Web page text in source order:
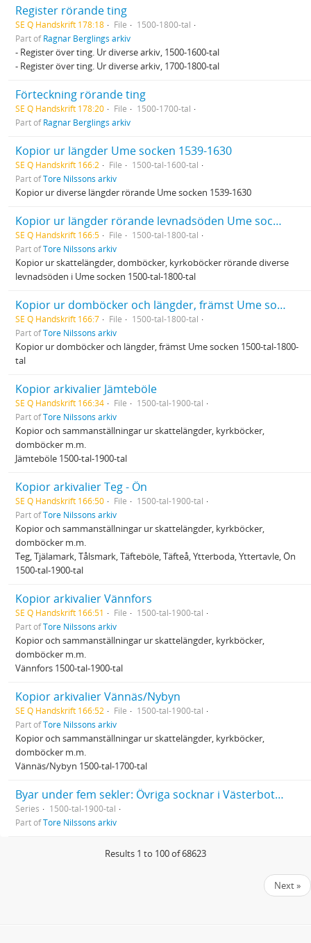
Register rörande ting
SE Q Handskrift 178:18 File
1500-1800-tal
Part ofRagnar Berglings arkiv
- Register över ting. Ur diverse arkiv, 1500-1600-tal
- Register över ting. Ur diverse arkiv, 1700-1800-tal
Förteckning rörande ting
SE Q Handskrift 178:20 File
1500-1700-tal
Part ofRagnar Berglings arkiv
Kopior ur längder Ume socken 1539-1630
SE Q Handskrift 166:2 File
1500-tal-1600-tal
Part ofTore Nilssons arkiv
Kopior ur diverse längder rörande Ume socken 1539-1630
Kopior ur längder rörande levnadsöden Ume socken 1500-tal-1800-tal
SE Q Handskrift 166:5 File
1500-tal-1800-tal
Part ofTore Nilssons arkiv
Kopior ur skattelängder, domböcker, kyrkoböcker rörande diverse
levnadsöden i Ume socken 1500-tal-1800-tal
Kopior ur domböcker och längder, främst Ume socken 1500-tal-1800-tal
SE Q Handskrift 166:7 File
1500-tal-1800-tal
Part ofTore Nilssons arkiv
Kopior ur domböcker och längder, främst Ume socken 1500-tal-1800-
tal
Kopior arkivalier Jämteböle
SE Q Handskrift 166:34 File
1500-tal-1900-tal
Part ofTore Nilssons arkiv
Kopior och sammanställningar ur skattelängder, kyrkböcker,
domböcker m.m.
Jämteböle 1500-tal-1900-tal
Kopior arkivalier Teg - Ön
SE Q Handskrift 166:50 File
1500-tal-1900-tal
Part ofTore Nilssons arkiv
Kopior och sammanställningar ur skattelängder, kyrkböcker,
domböcker m.m.
Teg, Tjälamark, Tålsmark, Täfteböle, Täfteå, Ytterboda, Yttertavle, Ön
1500-tal-1900-tal
Kopior arkivalier Vännfors
SE Q Handskrift 166:51 File
1500-tal-1900-tal
Part ofTore Nilssons arkiv
Kopior och sammanställningar ur skattelängder, kyrkböcker,
domböcker m.m.
Vännfors 1500-tal-1900-tal
Kopior arkivalier Vännäs/Nybyn
SE Q Handskrift 166:52 File
1500-tal-1900-tal
Part ofTore Nilssons arkiv
Kopior och sammanställningar ur skattelängder, kyrkböcker,
domböcker m.m.
Vännäs/Nybyn 1500-tal-1700-tal
Byar under fem sekler: Övriga socknar i Västerbotten
Series
1500-tal-1900-tal
Part ofTore Nilssons arkiv
Results 1 to 100 of 68623
Next »